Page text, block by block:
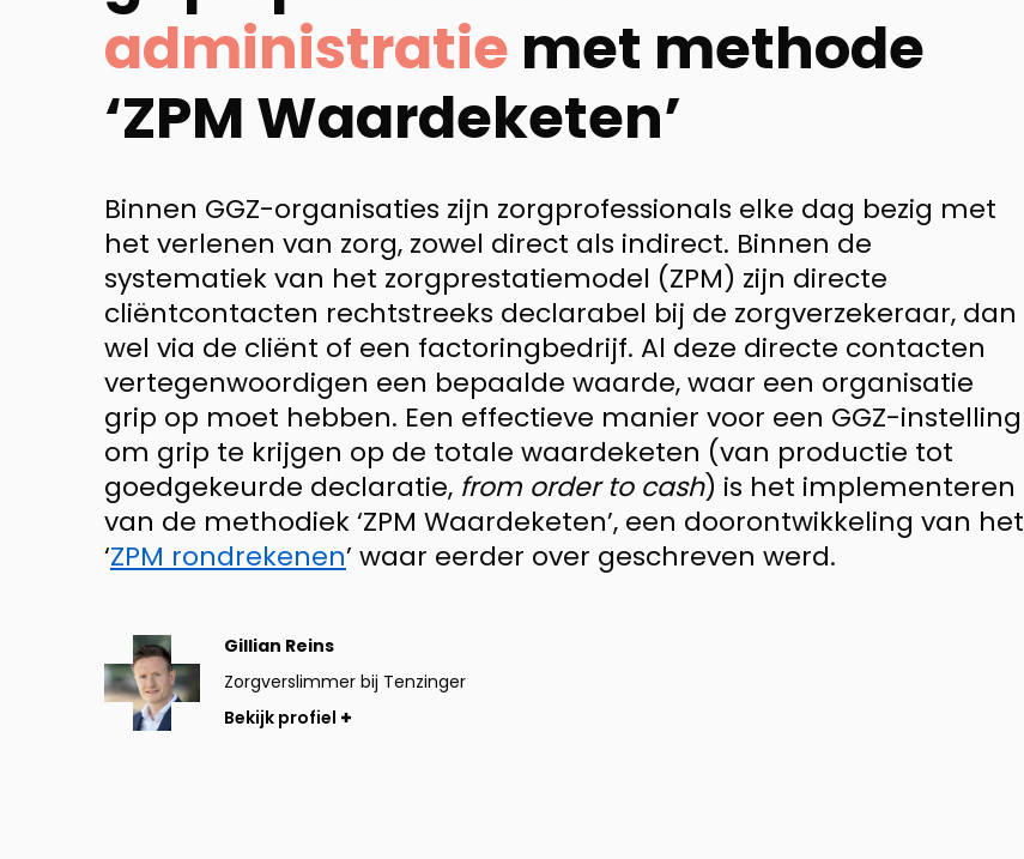
administratie met methode
‘ZPM Waardeketen’
Binnen GGZ-organisaties zijn zorgprofessionals elke dag bezig met
het verlenen van zorg, zowel direct als indirect. Binnen de
systematiek van het zorgprestatiemodel (ZPM) zijn directe
cliëntcontacten rechtstreeks declarabel bij de zorgverzekeraar, dan
wel via de cliënt of een factoringbedrijf. Al deze directe contacten
vertegenwoordigen een bepaalde waarde, waar een organisatie
grip op moet hebben. Een effectieve manier voor een GGZ-instelling
om grip te krijgen op de totale waardeketen (van productie tot
goedgekeurde declaratie, from order to cash) is het implementeren
van de methodiek ‘ZPM Waardeketen’, een doorontwikkeling van het
‘ZPM rondrekenen’ waar eerder over geschreven werd.
Gillian Reins
Zorgverslimmer bij Tenzinger
Bekijk
profiel
Bekijk profiel